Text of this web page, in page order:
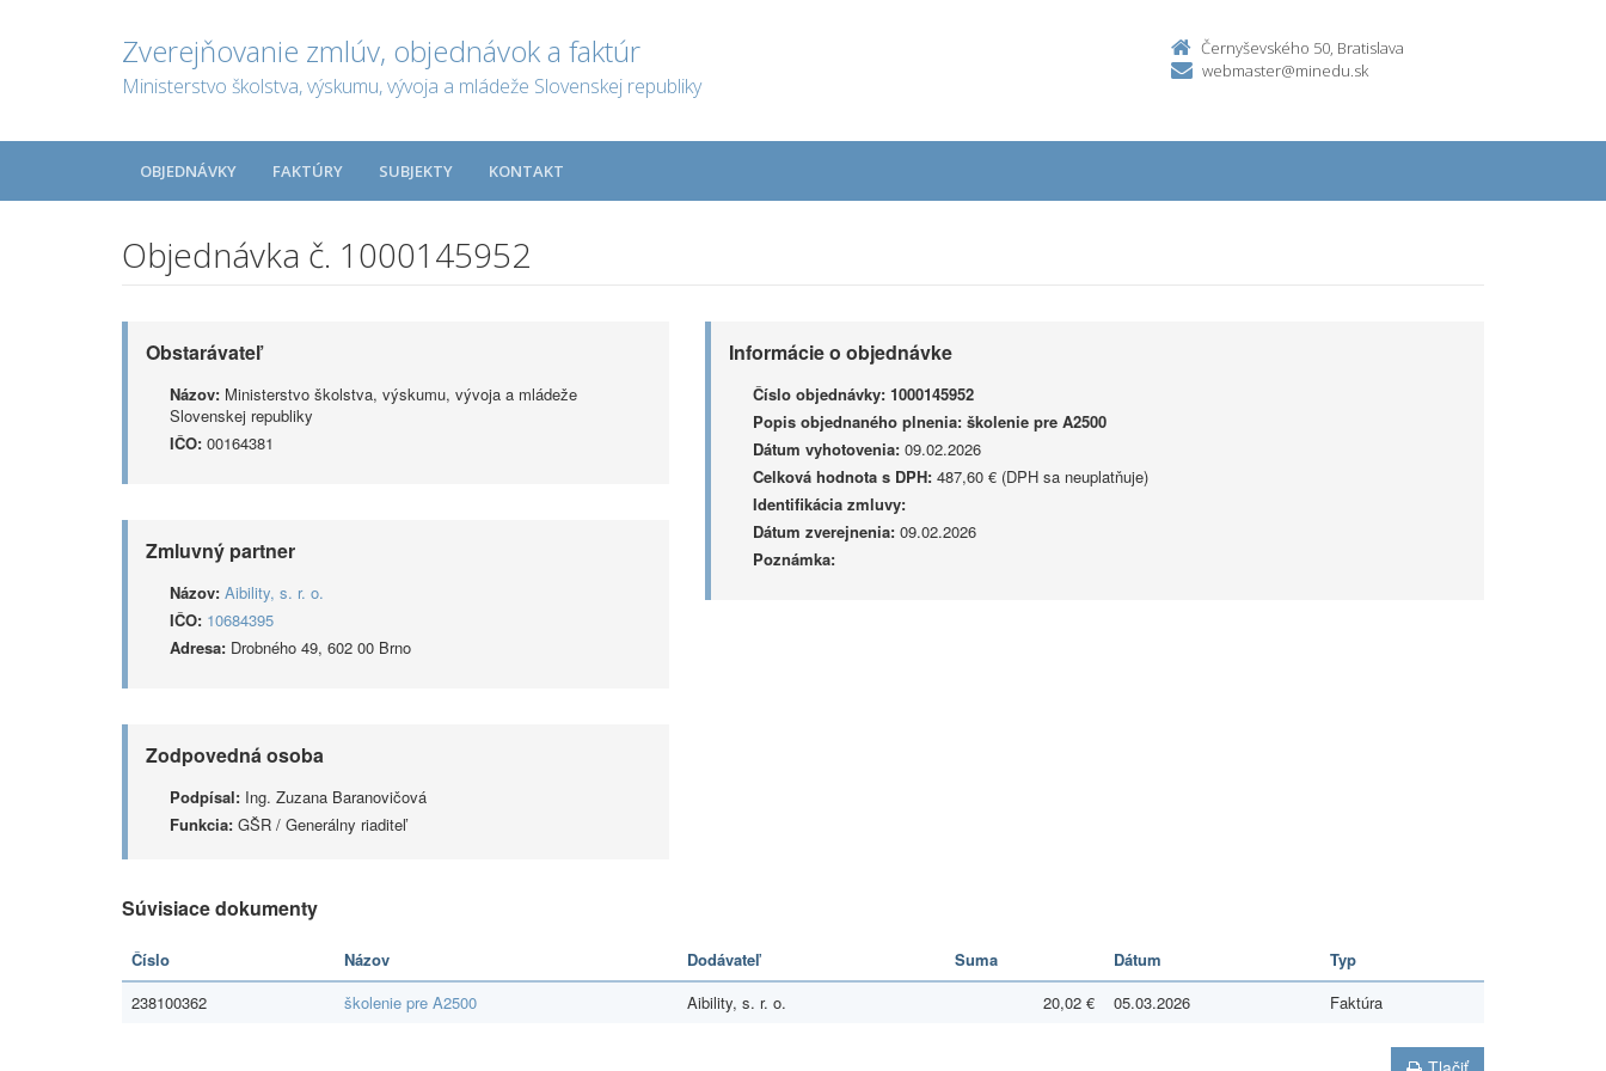
Zverejňovanie zmlúv, objednávok a faktúr
Ministerstvo školstva, výskumu, vývoja a mládeže Slovenskej republiky
Černyševského 50, Bratislava
webmaster@minedu.sk
OBJEDNÁVKY FAKTÚRY SUBJEKTY KONTAKT
Objednávka č. 1000145952
Obstarávateľ
Názov: Ministerstvo školstva, výskumu, vývoja a mládeže
Slovenskej republiky
IČO: 00164381
Zmluvný partner
Názov: Aibility, s. r. o.
IČO: 10684395
Adresa: Drobného 49, 602 00 Brno
Zodpovedná osoba
Podpísal: Ing. Zuzana Baranovičová
Funkcia: GŠR / Generálny riaditeľ
Informácie o objednávke
Číslo objednávky: 1000145952
Popis objednaného plnenia: školenie pre A2500
Dátum vyhotovenia:09.02.2026
Celková hodnota s DPH:487,60 € (DPH sa neuplatňuje)
Identifikácia zmluvy:
Dátum zverejnenia:09.02.2026
Poznámka:
Súvisiace dokumenty
Číslo Názov Dodávateľ Suma Dátum
Typ
238100362
školenie pre A2500 Aibility, s. r. o. 20,02 € 05.03.2026 Faktúra